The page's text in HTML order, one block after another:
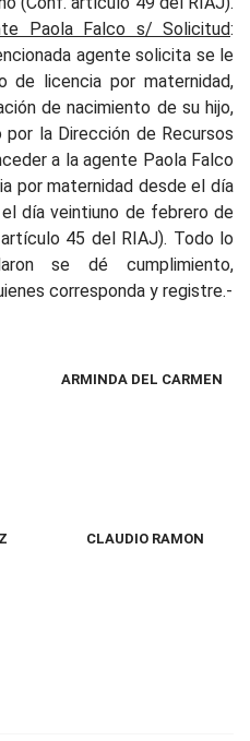
Paola Falco s/ Solicitud:
agente solicita se le
de licencia por maternidad,
de nacimiento de su hijo,
la Dirección de Recursos
a la agente Paola Falco
por maternidad desde el día
día veintiuno de febrero de
45 del RIAJ). Todo lo
se dé cumplimiento,
corresponda y registre.-
DEL CARMEN
CLAUDIO RAMON